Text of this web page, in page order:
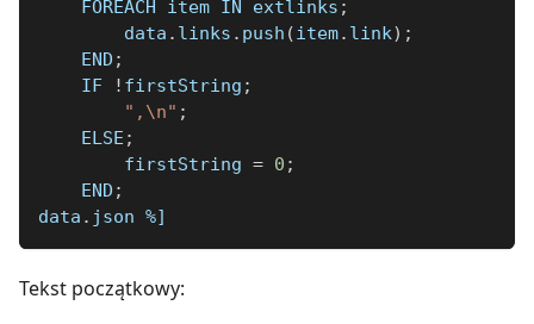
    FOREACH item IN extlinks
;
        data
. links . push (item. link) ;
    END
;
    IF
! firstString ;
",\n" ;
    ELSE
;
        firstString
= 0 ;
    END
;
data . json %]
Tekst początkowy: